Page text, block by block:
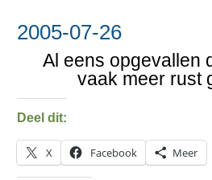
2005-07-26
Al eens opgevallen
vaak meer rust
Deel dit:
X Facebook Meer